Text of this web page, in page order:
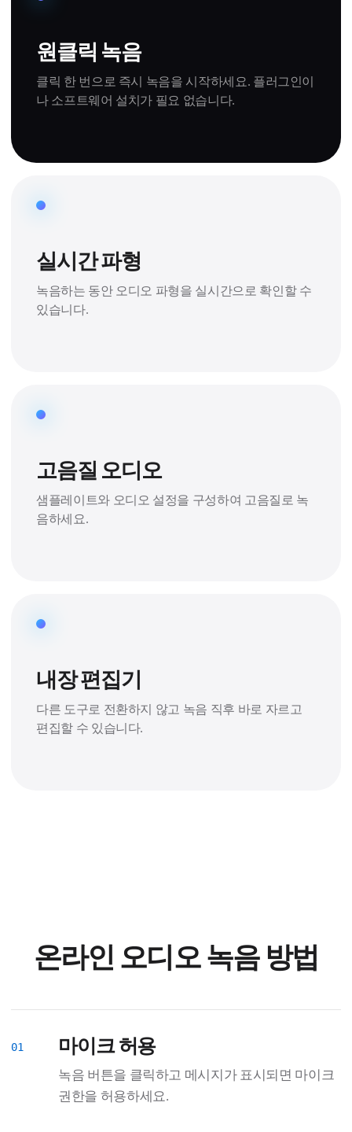
원클릭 녹음
클릭 한 번으로 즉시 녹음을 시작하세요. 플러그인이
나 소프트웨어 설치가 필요 없습니다.
실시간 파형
녹음하는 동안 오디오 파형을 실시간으로 확인할 수
있습니다.
고음질 오디오
샘플레이트와 오디오 설정을 구성하여 고음질로 녹
음하세요.
내장 편집기
다른 도구로 전환하지 않고 녹음 직후 바로 자르고
편집할 수 있습니다.
온라인 오디오 녹음 방법
마이크 허용
녹음 버튼을 클릭하고 메시지가 표시되면 마이크
권한을 허용하세요.